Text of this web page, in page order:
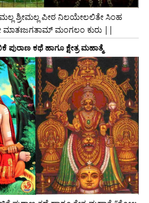
ಮಲ್ಲ ಶ್ರೀಮಲ್ಲ ಪೀಠ ನಿಲಯೇಲಲಿತೇ ಸಿಂಹ
ಮಾತಃಜಗತಾಮ್ ಮಂಗಲಂ ಕುರು ||
ಪುರಾಣ ಕಥೆ ಹಾಗೂ ಕ್ಷೇತ್ರ ಮಹಾತ್ಮೆ